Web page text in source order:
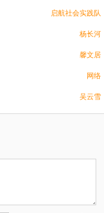
启航社会实践队
杨长河
馨文居
网络
吴云雪